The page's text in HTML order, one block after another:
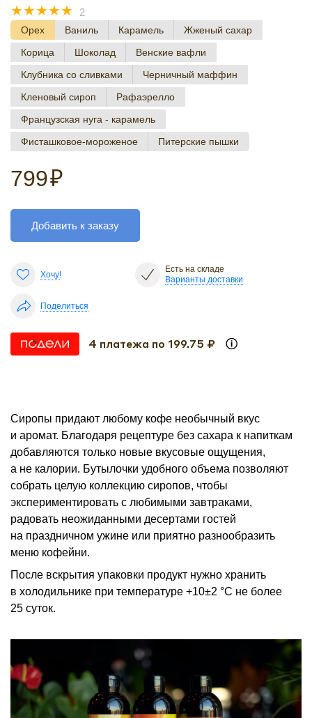
☆
☆
☆
☆
☆ 2
Орех Ваниль Карамель
Жженый сахар
Корица
Шоколад
Венские вафли
Клубника со сливками
Черничный маффин
Кленовый сироп
Рафаэрелло
Французская нуга - карамель
Фисташковое-мороженое
Питерские пышки
799₽
Добавить к заказу
Хочу!
Есть на складе
Варианты доставки
Поделиться
4 платежа по 199.75 ₽
Сиропы придают любому кофе необычный вкус
и аромат. Благодаря рецептуре без сахара к напиткам
добавляются только новые вкусовые ощущения,
а не калории. Бутылочки удобного объема позволяют
собрать целую коллекцию сиропов, чтобы
экспериментировать с любимыми завтраками,
радовать неожиданными десертами гостей
на праздничном ужине или приятно разнообразить
меню кофейни.
После вскрытия упаковки продукт нужно хранить
в холодильнике при температуре +10±2 °С не более
25 суток.